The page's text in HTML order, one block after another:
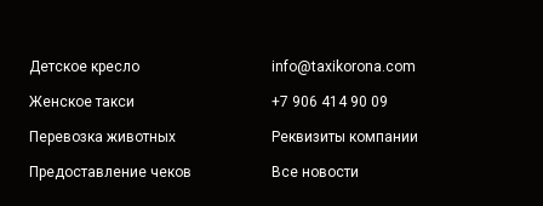
Детское кресло
Женское такси
Перевозка животных
Предоставление чеков
info@taxikorona.com
+7 906 414 90 09
Реквизиты компании
Все новости